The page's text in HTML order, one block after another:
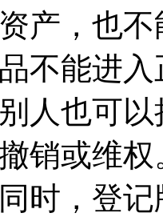
产，也
不能进
人也可
销或维
时，登